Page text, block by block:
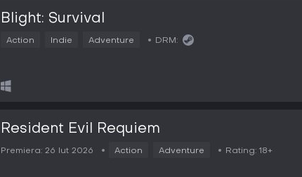
Blight: Survival
Action Indie Adventure DRM:
Resident Evil Requiem
Premiera: 26 lut 2026 Action Adventure Rating: 18+